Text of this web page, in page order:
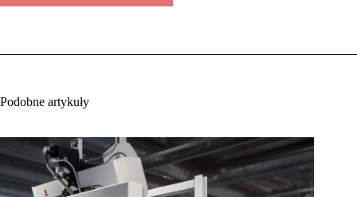
Podobne artykuły